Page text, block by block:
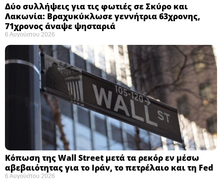
Δύο συλλήψεις για τις φωτιές σε Σκύρο και
Λακωνία: Βραχυκύκλωσε γεννήτρια 63χρονης,
71χρονος άναψε ψησταριά
6 Αυγούστου 2026
Κόπωση της Wall Street μετά τα ρεκόρ εν μέσω
αβεβαιότητας για το Ιράν, το πετρέλαιο και τη Fed
6 Αυγούστου 2026